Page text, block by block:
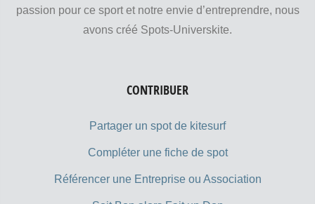
passion pour ce sport et notre envie d’entreprendre, nous
avons créé Spots-Universkite.
CONTRIBUER
Partager un spot de kitesurf
Compléter une fiche de spot
Référencer une Entreprise ou Association